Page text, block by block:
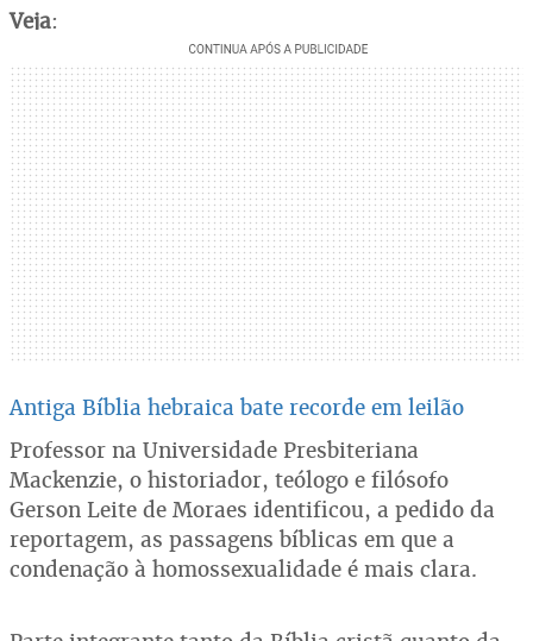
Veja:
Antiga Bíblia hebraica bate recorde em leilão
Professor na Universidade Presbiteriana
Mackenzie, o historiador, teólogo e filósofo
Gerson Leite de Moraes identificou, a pedido da
reportagem, as passagens bíblicas em que a
condenação à homossexualidade é mais clara.